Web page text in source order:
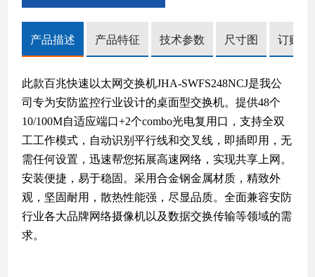
产品描述 产品特征 技术参数 尺寸图 订购信
此款百兆快速以太网交换机JHA-SWFS248NCJ是我公
司专为安防监控行业设计的桌面型交换机。提供48个
10/100M自适应端口+2个combo光电复用口 ，支持全双
工工作模式 ，自动识别平行线和交叉线，即插即用，无
需任何设置，迅速帮您拓展高速网络，实现共享上网。
安装便捷 ，易于稳固。采用合金钢金属材质，精致外
观， 坚固耐用，散热性能强，尽显品质。全面兼容安防
行业各大品牌网络摄像机以及数据交换传输等领域的需
求。